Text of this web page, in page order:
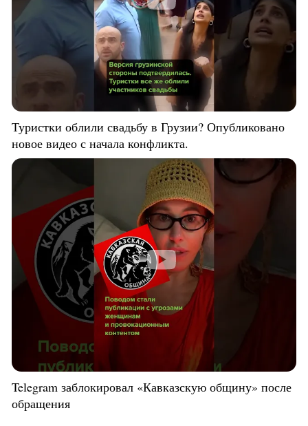
Туристки облили свадьбу в Грузии? Опубликовано
новое видео с начала конфликта.
Telegram заблокировал «Кавказскую общину» после
обращения